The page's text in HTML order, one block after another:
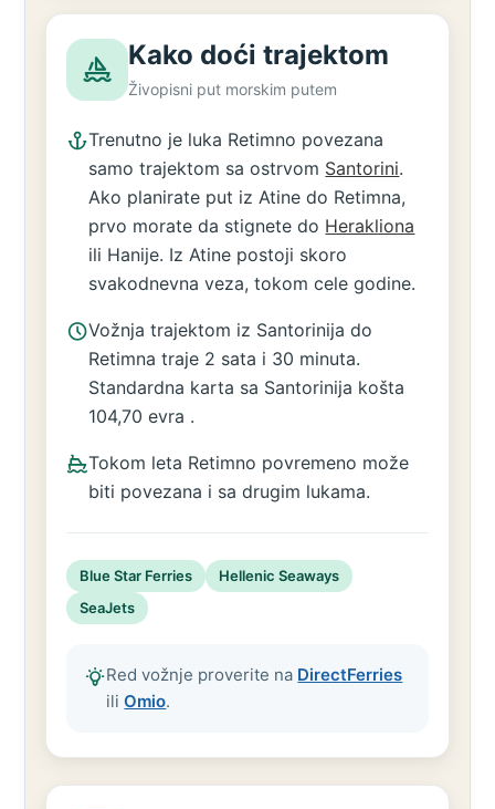
Kako doći trajektom
Živopisni put morskim putem
Trenutno je luka Retimno povezana
samo trajektom sa ostrvom Santorini.
Ako planirate put iz Atine do Retimna,
prvo morate da stignete do Herakliona
ili Hanije. Iz Atine postoji skoro
svakodnevna veza, tokom cele godine.
Vožnja trajektom iz Santorinija do
Retimna traje 2 sata i 30 minuta.
Standardna karta sa Santorinija košta
104,70 evra .
Tokom leta Retimno povremeno može
biti povezana i sa drugim lukama.
Blue Star Ferries
Hellenic Seaways
SeaJets
Red vožnje proverite na DirectFerries
iliOmio.